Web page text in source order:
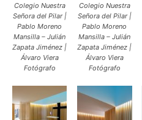
Colegio Nuestra
Señora del Pilar |
Pablo Moreno
Mansilla – Julián
Zapata Jiménez |
Álvaro Viera
Fotógrafo
Colegio Nuestra
Señora del Pilar |
Pablo Moreno
Mansilla – Julián
Zapata Jiménez |
Álvaro Viera
Fotógrafo